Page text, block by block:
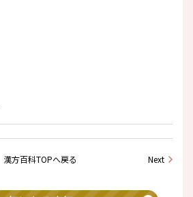
漢方百科TOPへ戻る Next